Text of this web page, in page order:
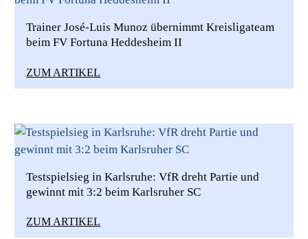
Trainer José-Luis Munoz übernimmt Kreisligateam
beim FV Fortuna Heddesheim II
ZUM ARTIKEL
Testspielsieg in Karlsruhe: VfR dreht Partie und
gewinnt mit 3:2 beim Karlsruher SC
ZUM ARTIKEL